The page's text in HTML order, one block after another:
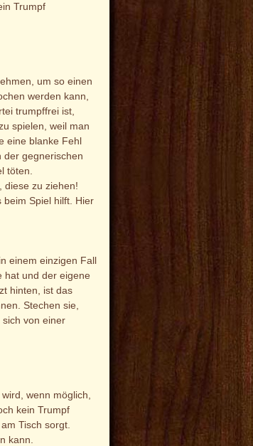
Trumpf
um so einen
werden kann,
trumpffrei ist,
spielen, weil man
eine blanke Fehl
der gegnerischen
töten.
diese zu ziehen!
Spiel hilft. Hier
einem einzigen Fall
hat und der eigene
hinten, ist das
Stechen sie,
von einer
wenn möglich,
kein Trumpf
Tisch sorgt.
kann.